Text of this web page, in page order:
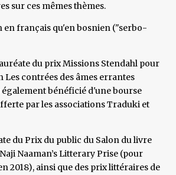
sur ces mêmes thèmes.
en français qu'en bosnien ("serbo-
du prix Missions Stendahl pour
contrées des âmes errantes
également bénéficié d'une bourse
par les associations Traduki et
du Prix du public du Salon du livre
Naaman’s Litterary Prise (pour
2018), ainsi que des prix littéraires de